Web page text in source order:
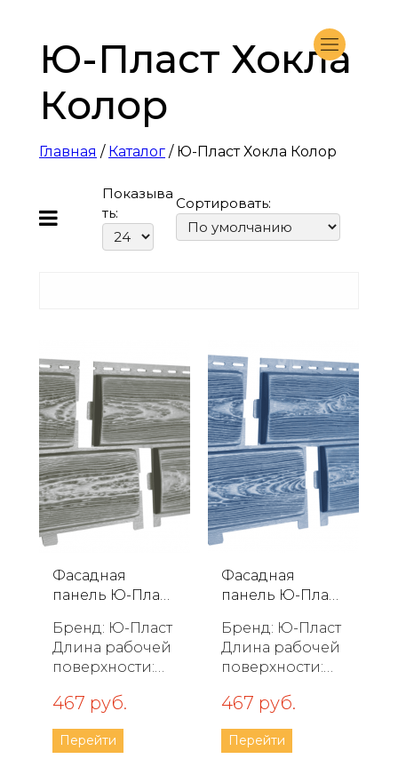
Ю-Пласт Хокла
Колор
Главная / Каталог / Ю-Пласт Хокла Колор
Показыва
ть:
Сортировать:
Фасадная
панель Ю-Пласт
Бренд: Ю-Пласт
Длина рабочей
поверхности:
Ширина
рабочей
поверхности:
467 руб.
Перейти
Фасадная
панель Ю-Пласт
Бренд: Ю-Пласт
Длина рабочей
поверхности:
Ширина
рабочей
поверхности:
467 руб.
Перейти